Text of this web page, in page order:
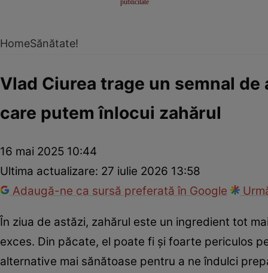
HomeSănătate!
Vlad Ciurea trage un semnal
care putem înlocui zahărul
16 mai 2025 10:44
Ultima actualizare: 27 iulie 2026 13:58
Adaugă-ne ca sursă preferată în Google
În ziua de astăzi, zahărul este un ingredient tot
exces. Din păcate, el poate fi și foarte periculos
alternative mai sănătoase pentru a ne îndulci